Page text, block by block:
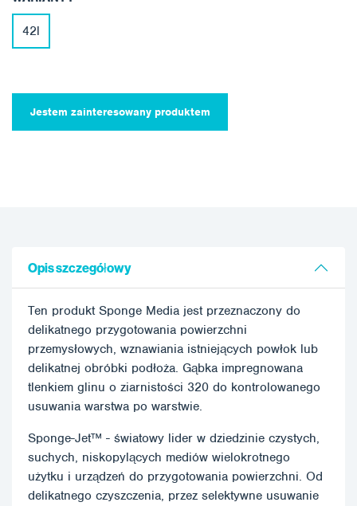
42l
Jestem zainteresowany produktem
Opis szczegółowy
Ten produkt Sponge Media jest przeznaczony do
delikatnego przygotowania powierzchni
przemysłowych, wznawiania istniejących powłok lub
delikatnej obróbki podłoża. Gąbka impregnowana
tlenkiem glinu o ziarnistości 320 do kontrolowanego
usuwania warstwa po warstwie.
Sponge-Jet™ - światowy lider w dziedzinie czystych,
suchych, niskopylących mediów wielokrotnego
użytku i urządzeń do przygotowania powierzchni. Od
delikatnego czyszczenia, przez selektywne usuwanie